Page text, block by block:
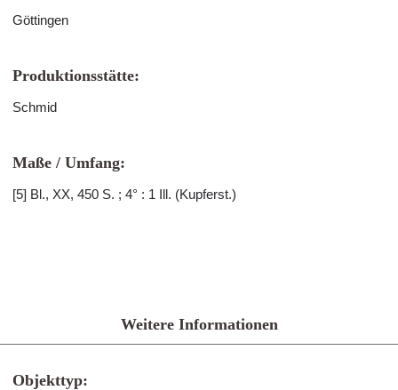
Göttingen
Produktionsstätte:
Schmid
Maße / Umfang:
[5] Bl., XX, 450 S. ; 4° : 1 Ill. (Kupferst.)
Weitere Informationen
Objekttyp: